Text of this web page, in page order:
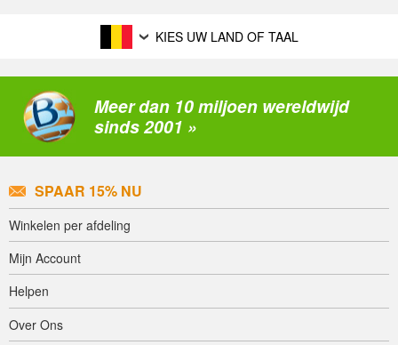
KIES UW LAND OF TAAL
Meer dan 10 miljoen wereldwijd
sinds 2001 »
SPAAR 15% NU
Winkelen per afdeling
Mijn Account
Helpen
Over Ons